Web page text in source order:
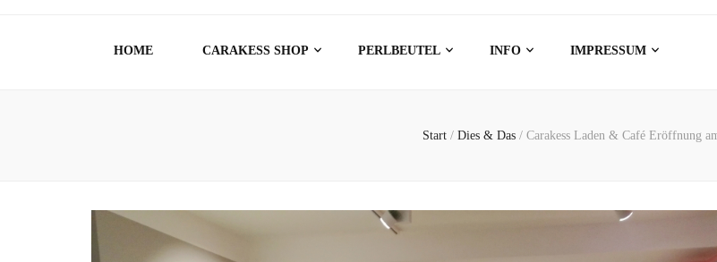
HOME CARAKESS SHOP PERLBEUTEL INFO IMPRESSUM
Start / Dies & Das / Carakess Laden & Café Eröffnung